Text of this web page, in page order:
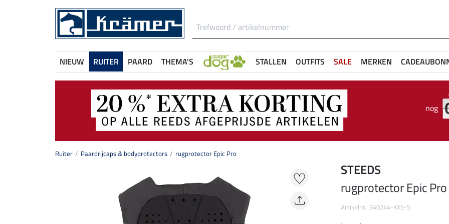
NIEUW RUITER PAARD THEMA'S STALLEN OUTFITS SALE MERKEN
nog
Ruiter Paardrijcaps & bodyprotectors rugprotector Epic Pro
STEEDS
rugprotector Epic Pro
Artikelnr.: 340244-KXS-S